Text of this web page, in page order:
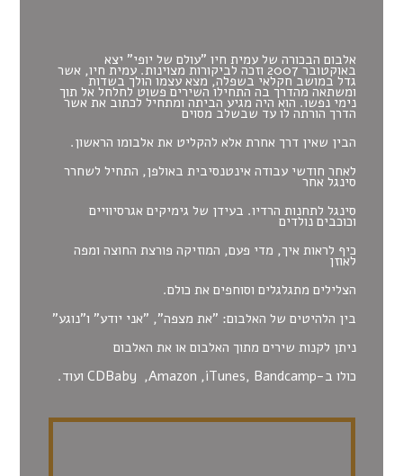
אלבום הבכורה של עמית חיו "עולם של יופי" יצא
באוקטובר 2007 וזכה לביקורות מצוינות. עמית חיו, אשר
גדל במושב חקלאי בשפלה, מצא עצמו הולך בשדות
ומשתאה מהדרך בה התחילו השירים פשוט לחלחל אל תוך
נימי נפשו. הוא היה מגיע הביתה ומתחיל לכתוב את אשר
הדרך הורתה לו עד שבשלב מסוים
הבין שאין דרך אחרת אלא להקליט את אלבומו הראשון.
לאחר חודשי עבודה אינטנסיבית באולפן, התחיל לשחרר
סינגל אחר
סינגל לתחנות הרדיו. בעידן של גימיקים אגרסיוויים
וכוכבים נולדים
כיף לראות איך, מדי פעם, המוזיקה פורצת החוצה ומפה
לאוזן
הצלילים מתגלגלים וסוחפים את כולם.
בין הלהיטים של האלבום: "את מצפה", "אני יודע" ו"נוגע"
ניתן לקנות שירים מתוך האלבום או את האלבום
כולו ב-
CDBaby ,Amazon ,iTunes, Bandcamp ועוד.